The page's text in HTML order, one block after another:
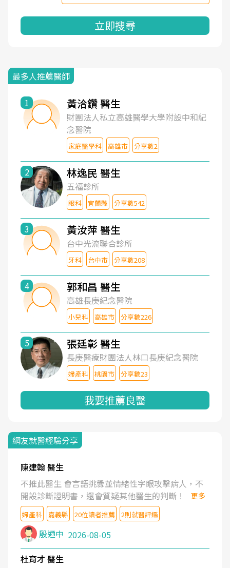
立即搜尋
最多人推薦醫師
1 黃洽鑽 醫生
財團法人私立高雄醫學大學附設中和紀
念醫院
家庭醫學科 高雄市 分享數2
2 林逸民 醫生
五福診所
眼科 宜蘭縣 分享數542
3 黃汝萍 醫生
台中光流聯合診所
牙科 台中市 分享數208
4 郭和昌 醫生
高雄長庚紀念醫院
小兒科 高雄市 分享數226
5 張廷彰 醫生
長庚醫療財團法人林口長庚紀念醫院
婦產科 桃園市 分享數23
我要推薦良醫
網友就醫經驗分享
陳建翰 醫生
不推此醫生 會言語挑釁並情緒性字眼攻擊病人，不
開設診斷證明書，還會質疑其他醫生的判斷！
更多
婦產科 嘉義縣 20位讀者推薦 2則就醫評鑑
殷迺中 2026-08-05
杜育才 醫生